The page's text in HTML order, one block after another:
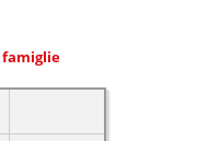
famiglie